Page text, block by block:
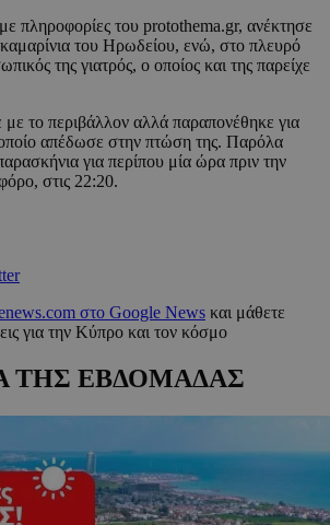
πληροφορίες του protothema.gr, ανέκτησε
καμαρίνια του Ηρωδείου, ενώ, στο πλευρό
της γιατρός, ο οποίος και της παρείχε
με το περιβάλλον αλλά παραπονέθηκε για
απέδωσε στην πτώση της. Παρόλα
για περίπου μία ώρα πριν την
στις 22:20.
στο Google News και μάθετε
για την Κύπρο και τον κόσμο
ΤΗΣ ΕΒΔΟΜΑΔΑΣ